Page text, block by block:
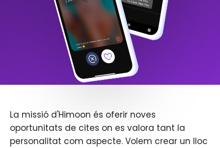
La missió d'Himoon és oferir noves
oportunitats de cites on es valora tant la
personalitat com aspecte. Volem crear un lloc